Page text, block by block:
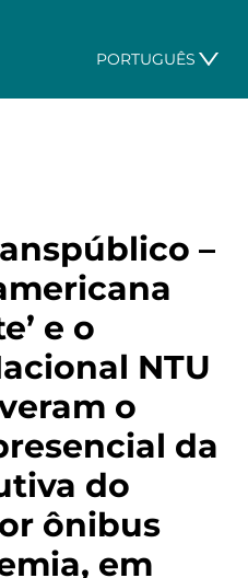
PORTUGUÊS
–
e o
NTU
o
da
do
ônibus
em